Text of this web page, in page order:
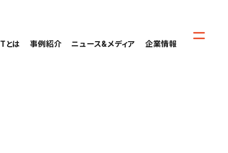
とは 事例紹介 ニュース&メディア 企業情報